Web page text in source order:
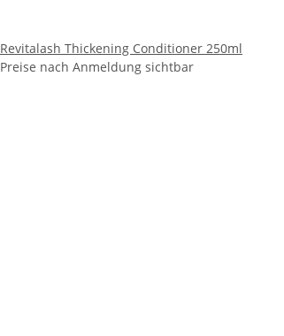
Revitalash Thickening Conditioner 250ml
Preise nach Anmeldung sichtbar